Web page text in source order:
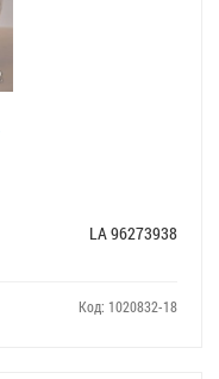
LA 96273938
Код: 1020832-18